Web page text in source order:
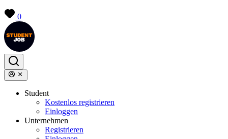
0
Student
Kostenlos registrieren
Einloggen
Unternehmen
Registrieren